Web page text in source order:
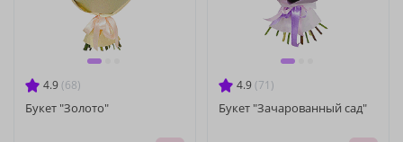
4.9 (68)
Букет "Золото"
4.9 (71)
Букет "Зачарованный сад"